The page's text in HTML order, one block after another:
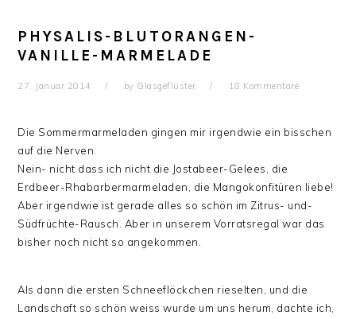
PHYSALIS-BLUTORANGEN-
VANILLE-MARMELADE
27. Januar 2014 by Glasgeflüster 18 Kommentare
Die Sommermarmeladen gingen mir irgendwie ein bisschen
auf die Nerven.
Nein- nicht dass ich nicht die Jostabeer-Gelees, die
Erdbeer-Rhabarbermarmeladen, die Mangokonfitüren liebe!
Aber irgendwie ist gerade alles so schön im Zitrus- und-
Südfrüchte-Rausch. Aber in unserem Vorratsregal war das
bisher noch nicht so angekommen.
Als dann die ersten Schneeflöckchen rieselten, und die
Landschaft so schön weiss wurde um uns herum, dachte ich,